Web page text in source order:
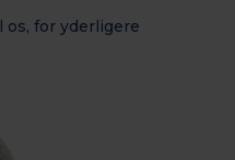
for yderligere